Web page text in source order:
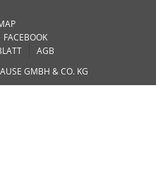
FACEBOOK
AGB
GMBH & CO. KG